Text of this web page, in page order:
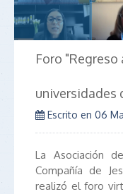
Foro
universidades
Escrito en 06
La Asociación
Compañía de
realizó el foro